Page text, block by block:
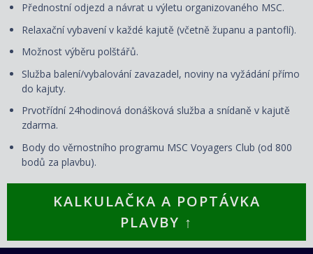
Přednostní odjezd a návrat u výletu organizovaného MSC.
Relaxační vybavení v každé kajutě (včetně županu a pantoflí).
Možnost výběru polštářů.
Služba balení/vybalování zavazadel, noviny na vyžádání přímo
do kajuty.
Prvotřídní 24hodinová donášková služba a snídaně v kajutě
zdarma.
Body do věrnostního programu MSC Voyagers Club (od 800
bodů za plavbu).
KALKULAČKA A POPTÁVKA
PLAVBY ↑